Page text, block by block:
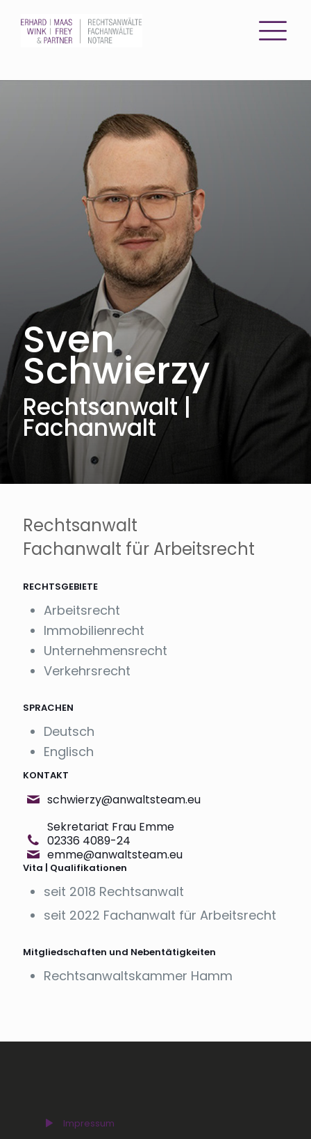
Sven
Schwierzy
Rechtsanwalt |
Fachanwalt
Rechtsanwalt
Fachanwalt für Arbeitsrecht
RECHTSGEBIETE
Arbeitsrecht
Immobilienrecht
Unternehmensrecht
Verkehrsrecht
SPRACHEN
Deutsch
Englisch
KONTAKT
schwierzy@anwaltsteam.eu
Sekretariat Frau Emme
02336 4089-24
emme@anwaltsteam.eu
Vita | Qualifikationen
seit 2018 Rechtsanwalt
seit 2022 Fachanwalt für Arbeitsrecht
Mitgliedschaften und Nebentätigkeiten
Rechtsanwaltskammer Hamm
Impressum